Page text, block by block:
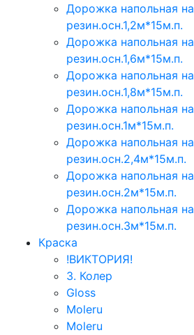
Дорожка напольная на
резин.осн.1,2м*15м.п.
Дорожка напольная на
резин.осн.1,6м*15м.п.
Дорожка напольная на
резин.осн.1,8м*15м.п.
Дорожка напольная на
резин.осн.1м*15м.п.
Дорожка напольная на
резин.осн.2,4м*15м.п.
Дорожка напольная на
резин.осн.2м*15м.п.
Дорожка напольная на
резин.осн.3м*15м.п.
Краска
!ВИКТОРИЯ!
3. Колер
Gloss
Moleru
Moleru